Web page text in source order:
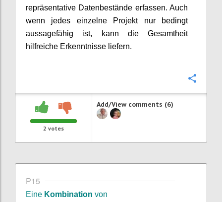
repräsentative Datenbestände erfassen. Auch
wenn jedes einzelne Projekt nur bedingt
aussagefähig ist, kann die Gesamtheit
hilfreiche Erkenntnisse liefern.
2 votes
Add/View comments (6)
P15
Eine Kombination von